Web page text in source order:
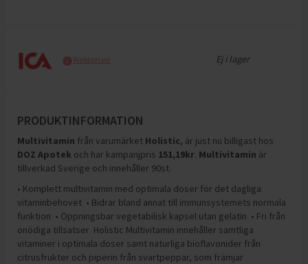
Webbpriser Ej i lager
PRODUKTINFORMATION
Multivitamin från varumärket Holistic, är just nu billigast hos
DOZ Apotek och har kampanjpris 151,19kr. Multivitamin är
tillverkad Sverige och innehåller 90st.
• Komplett multivitamin med optimala doser för det dagliga
vitaminbehovet • Bidrar bland annat till immunsystemets normala
funktion • Öppningsbar vegetabilisk kapsel utan gelatin • Fri från
onödiga tillsatser Holistic Multivitamin innehåller samtliga
vitaminer i optimala doser samt naturliga bioflavonider från
citrusfrukter och piperin från svartpeppar, som främjar